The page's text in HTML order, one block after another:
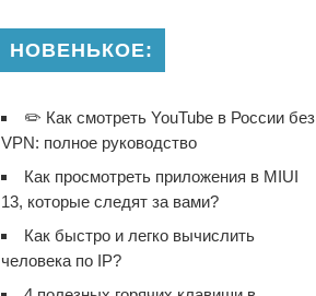
НОВЕНЬКОЕ:
✏️ Как смотреть YouTube в России без
VPN: полное руководство
Как просмотреть приложения в MIUI
13, которые следят за вами?
Как быстро и легко вычислить
человека по IP?